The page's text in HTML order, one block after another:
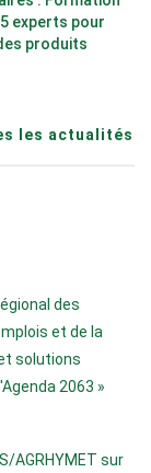
experts pour
produits
les actualités
des
et de la
solutions
2063 »
AGRHYMET sur